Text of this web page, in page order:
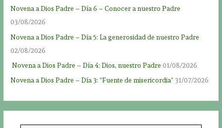
Novena a Dios Padre – Día 6 – Conocer a nuestro Padre
03/08/2026
Novena a Dios Padre – Día 5: La generosidad de nuestro Padre
02/08/2026
Novena a Dios Padre – Día 4: Dios, nuestro Padre 01/08/2026
Novena a Dios Padre – Día 3: “Fuente de misericordia” 31/07/2026